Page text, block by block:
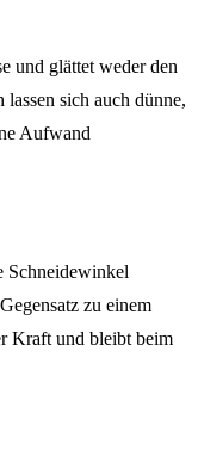
und glättet weder den
sich auch dünne,
Aufwand
Schneidewinkel
zu einem
Kraft und bleibt beim